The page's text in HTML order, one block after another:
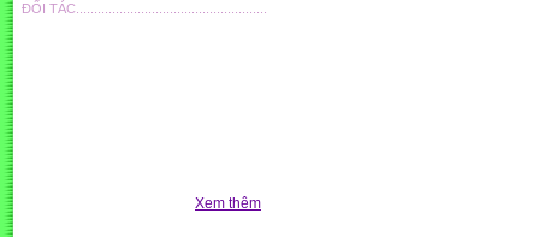
ĐỐI TÁC.....................................................
Xem thêm